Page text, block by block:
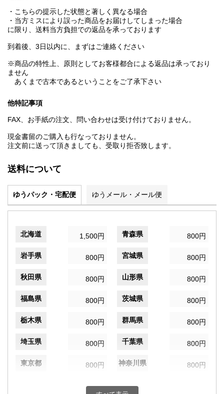
・こちらの提示した状態と著しく異なる場合
・当方ミスにより誤った商品をお届けしてしまった場合
に限り、送料当方負担での返品を承っております
到着後、3日以内に、まずはご連絡ください
※商品の特性上、原則としてお客様都合による返品は承っており
ません
あくまで古本であるということをご了承下さい
他特記事項
FAX、お手紙の注文、問い合わせは受け付けておりません。
現金書留のご購入も行なっておりません。
注文前に送って頂きましても、受取り拒否致します。
送料について
ゆうパック・宅配便 ゆうメール・メール便
北海道 1,500円 青森県 800円
岩手県 800円 宮城県 800円
秋田県 800円 山形県 800円
福島県 800円 茨城県 800円
栃木県 800円 群馬県 800円
埼玉県 800円 千葉県 800円
東京都 800円 神奈川県 800円
800円 富山県